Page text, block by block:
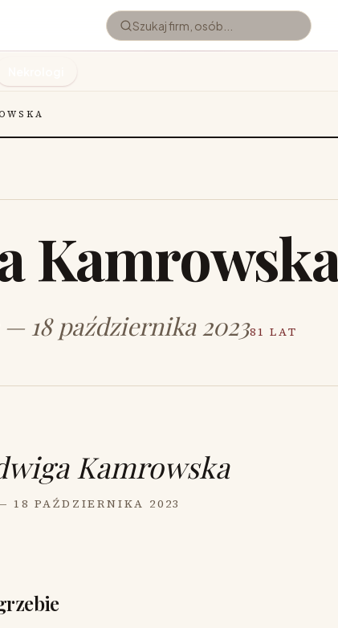
— 18 października 202381 LAT
Kamrowska
18 PAŹDZIERNIKA 2023